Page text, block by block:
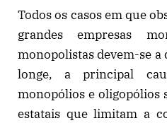
Todos os casos em que
grandes empresas
monopolistas devem-se
longe, a principal
monopólios e oligopólios
estatais que limitam a